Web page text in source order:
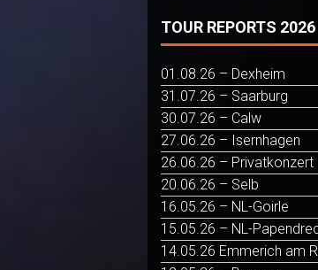
TOUR REPORTS 2026
01.08.26 – Dexheim
31.07.26 – Saarburg
30.07.26 – Calw
27.06.26 – Isernhagen
26.06.26 – Privatkonzert
20.06.26 – Selb
16.05.26 – NL-Goirle
15.05.26 – NL-
14.05.26 Emmerich am